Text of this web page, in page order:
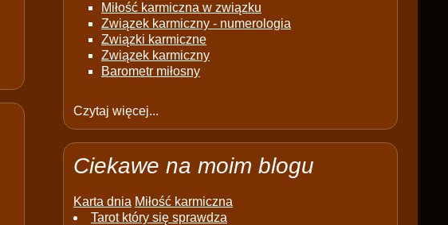
Miłość karmiczna w związku
Związek karmiczny - numerologia
Związki karmiczne
Związek karmiczny
Barometr miłosny
Czytaj więcej...
Ciekawe na moim blogu
Karta dnia Miłość karmiczna
Tarot który się sprawdza